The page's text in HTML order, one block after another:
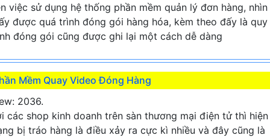
việc sử dụng hệ thống phần mềm quản lý đơn hàng, nhìn
được quá trình đóng gói hàng hóa, kèm theo đấy là quy
đóng gói cũng được ghi lại một cách dễ dàng
Mềm Quay Video Đóng Hàng
2036.
các shop kinh doanh trên sàn thương mại điện tử thì hiện
bị tráo hàng là điều xảy ra cực kì nhiều và đây cũng là